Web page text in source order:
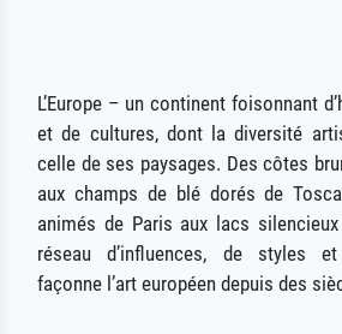
L’Europe – un continent foisonnant
et de cultures, dont la diversité
celle de ses paysages. Des côtes
aux champs de blé dorés de
animés de Paris aux lacs
réseau d’influences, de styles
façonne l’art européen depuis des